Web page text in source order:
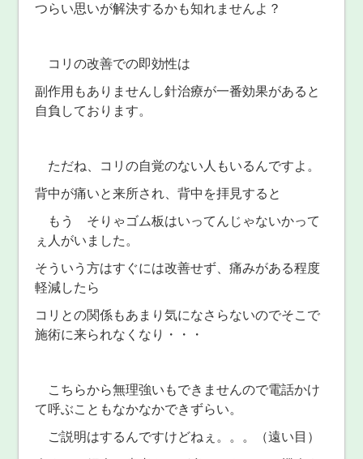
つらい思いが解決するかも知れませんよ？
コリの改善での即効性は
副作用もありませんし針治療が一番効果があると
自負しております。
ただね、コリの自覚のない人もいるんですよ。
背中が痛いと来所され、背中を拝見すると
もう そりゃゴム板はいってんじゃないかって
ぇ人がいました。
そういう方はすぐには改善せず、痛みがある程度
軽減したら
コリとの関係もあまり気になさらないのでそこで
施術に来られなくなり・・・
こちらから無理強いもできませんので電話かけ
て呼ぶこともなかなかできずらい。
ご説明はするんですけどねぇ。。。（遠い目）